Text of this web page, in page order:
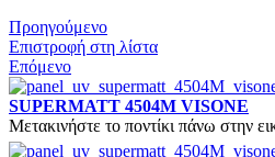
Προηγούμενο
Επιστροφή στη λίστα
Επόμενο
SUPERMATT 4504Μ VISONE
Μετακινήστε το ποντίκι πάνω στην